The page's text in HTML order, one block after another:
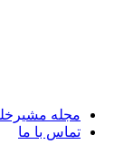
مجله
تماس با ما